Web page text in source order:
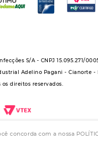
com a nossa
S/A - CNPJ 15.095.271/
Adelino Pagani - Cianorte -
os direitos reservados.
Zinco e Lebôh - Todos os